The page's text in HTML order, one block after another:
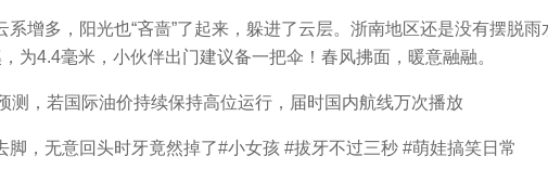
多，阳光也“吝啬”了起来，躲进了云层。浙南地区还是没有摆脱雨
为4.4毫米，小伙伴出门建议备一把伞！春风拂面，暖意融融。
，若国际油价持续保持高位运行，届时国内航线万次播放
无意回头时牙竟然掉了#小女孩 #拔牙不过三秒 #萌娃搞笑日常